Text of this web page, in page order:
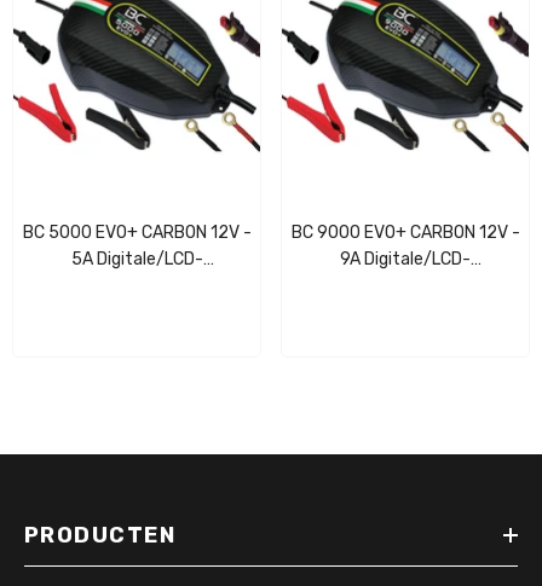
BC 5000 EVO+ CARBON 12V -
5A Digitale/LCD-
BC 9000 EVO+ CARBON 12V -
9A Digitale/LCD-
PRODUCTEN